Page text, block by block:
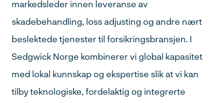
markedsleder innen leveranse av
skadebehandling, loss adjusting og andre nært
beslektede tjenester til forsikringsbransjen. I
Sedgwick Norge kombinerer vi global kapasitet
med lokal kunnskap og ekspertise slik at vi kan
tilby teknologiske, fordelaktig og integrerte